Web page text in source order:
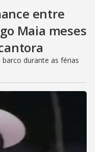
entre
Maia meses
durante as férias